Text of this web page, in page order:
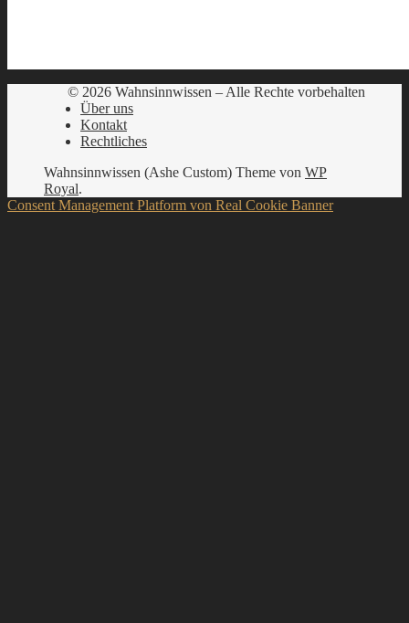
© 2026 Wahnsinnwissen – Alle Rechte vorbehalten
Über uns
Kontakt
Rechtliches
Wahnsinnwissen (Ashe Custom) Theme von WP
Royal.
Consent Management Platform von Real Cookie Banner